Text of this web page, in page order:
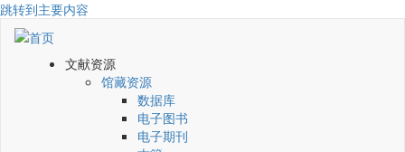
跳转到主要内容
文献资源
馆藏资源
数据库
电子图书
电子期刊